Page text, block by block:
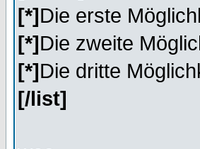
[*]Die erste
[*]Die zweite
[*]Die dritte
[/list]